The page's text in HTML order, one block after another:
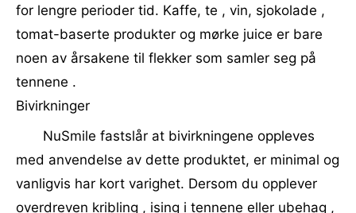
for lengre perioder tid. Kaffe, te , vin, sjokolade ,
tomat-baserte produkter og mørke juice er bare
noen av årsakene til flekker som samler seg på
tennene .
Bivirkninger
NuSmile fastslår at bivirkningene oppleves
med anvendelse av dette produktet, er minimal og
vanligvis har kort varighet. Dersom du opplever
overdreven kribling , ising i tennene eller ubehag ,